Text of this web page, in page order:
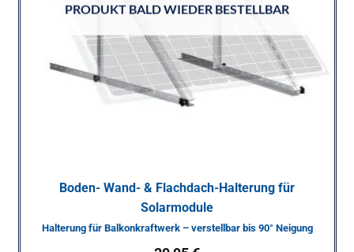
PRODUKT BALD WIEDER BESTELLBAR
Boden- Wand- & Flachdach-Halterung für
Solarmodule
Halterung für Balkonkraftwerk – verstellbar bis 90° Neigung